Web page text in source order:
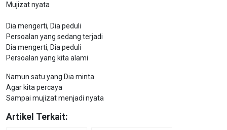
Mujizat nyata
Dia mengerti, Dia peduli
Persoalan yang sedang terjadi
Dia mengerti, Dia peduli
Persoalan yang kita alami
Namun satu yang Dia minta
Agar kita percaya
Sampai mujizat menjadi nyata
Artikel Terkait: